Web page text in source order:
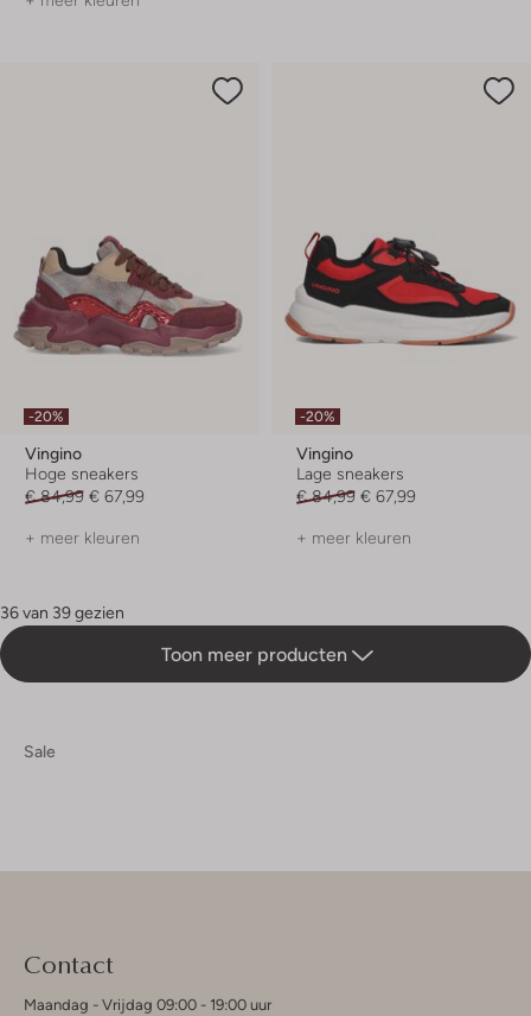
-20%
Vingino
Hoge sneakers
€ 84,99 € 67,99
+ meer kleuren
-20%
Vingino
Lage sneakers
€ 84,99 € 67,99
+ meer kleuren
36 van 39 gezien
Toon meer producten
Sale
Contact
Maandag - Vrijdag 09:00 - 19:00 uur